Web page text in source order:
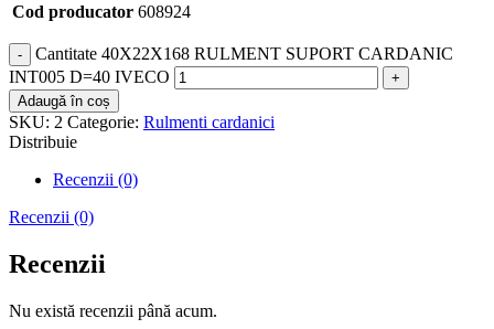
Cod producator 608924
Cantitate 40X22X168 RULMENT SUPORT CARDANIC
INT005 D=40 IVECO
Adaugă în coș
SKU: 2 Categorie: Rulmenti cardanici
Distribuie
Recenzii (0)
Recenzii (0)
Recenzii
Nu există recenzii până acum.